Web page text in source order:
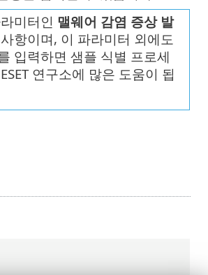
미터인 맬웨어 감염 증상 발
항이며, 이 파라미터 외에도
입력하면 샘플 식별 프로세
연구소에 많은 도움이 됩